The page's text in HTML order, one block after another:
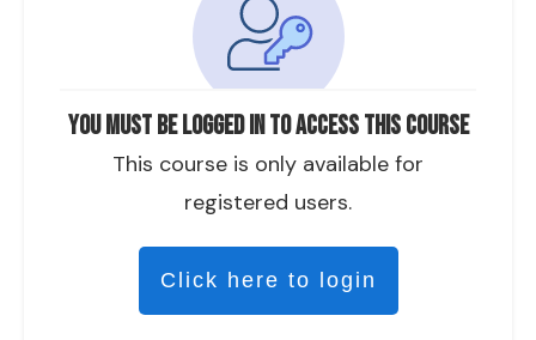
You must be logged in to access this course
This course is only available for
registered users.
Click here to login